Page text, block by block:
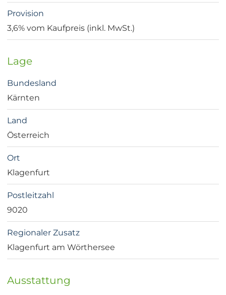
Provision
3,6% vom Kaufpreis (inkl. MwSt.)
Lage
Bundesland
Kärnten
Land
Österreich
Ort
Klagenfurt
Postleitzahl
9020
Regionaler Zusatz
Klagenfurt am Wörthersee
Ausstattung